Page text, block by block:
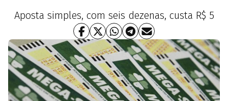
Aposta simples, com seis dezenas, custa R$ 5